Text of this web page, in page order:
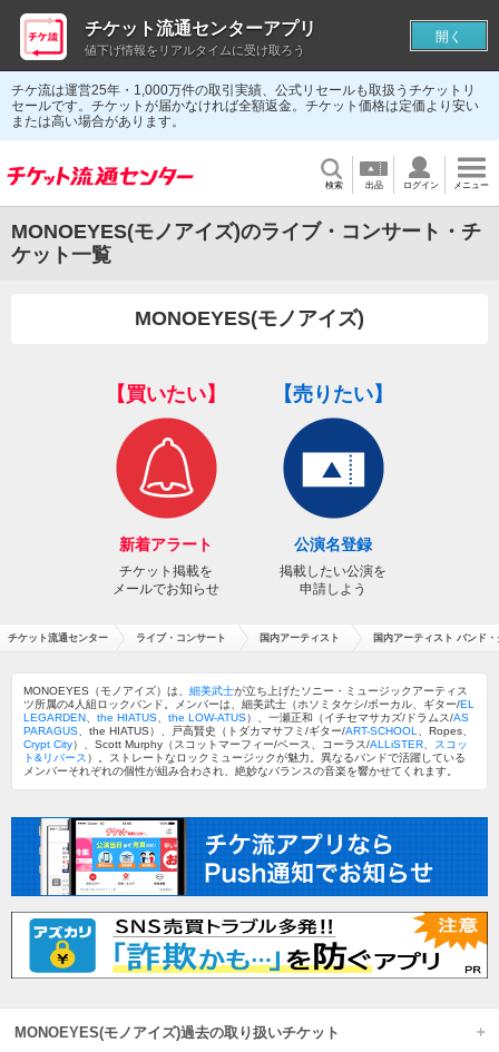
チケ流は運営25年・1,000万件の取引実績、公式リセールも取扱うチケットリ
セールです。チケットが届かなければ全額返金。チケット価格は定価より安い
または高い場合があります。
検索 出品 ログイン メニュー
MONOEYES(モノアイズ)のライブ・コンサート・チ
ケット一覧
MONOEYES(モノアイズ)
【買いたい】
新着アラート
チケット掲載を
メールでお知らせ
【売りたい】
公演名登録
掲載したい公演を
申請しよう
チケット流通センター ライブ・コンサート 国内アーティスト 国内アーティスト バンド
MONOEYES（モノアイズ）は、 細美武士が立ち上げたソニー・ミュージックアーティス
ツ所属の4人組ロックバンド。メンバーは、細美武士（ホソミタケシ/ボーカル、ギター/EL
LEGARDEN
the HIATUS the LOW-ATUS）、一瀬正和（イチセマサカズ/ドラムス/AS
PARAGUS 、the HIATUS）、戸高賢史（トダカマサフミ/ギター/ART-SCHOOL
、Ropes、
Crypt City）、Scott Murphy（スコットマーフィー/ベース、コーラス/ALLiSTER
スコッ
ト&リバース ）。ストレートなロックミュージックが魅力。異なるバンドで活躍している
メンバーそれぞれの個性が組み合わされ、絶妙なバランスの音楽を響かせてくれます。
MONOEYES(モノアイズ)過去の取り扱いチケット
チケット流通センターアプリ
値下げ情報をリアルタイムに受け取ろう
開く